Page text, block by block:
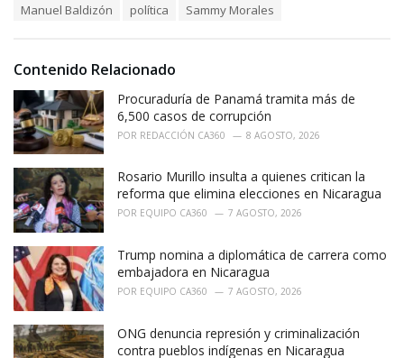
s
:
Manuel Baldizón
política Sammy Morales
Contenido Relacionado
Procuraduría de Panamá tramita más de
6,500 casos de corrupción
POR REDACCIÓN CA360 8 AGOSTO, 2026
Rosario Murillo insulta a quienes critican la
reforma que elimina elecciones en Nicaragua
POR EQUIPO CA360 7 AGOSTO, 2026
Trump nomina a diplomática de carrera como
embajadora en Nicaragua
POR EQUIPO CA360 7 AGOSTO, 2026
ONG denuncia represión y criminalización
contra pueblos indígenas en Nicaragua